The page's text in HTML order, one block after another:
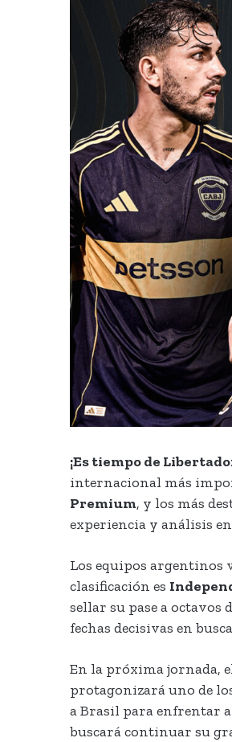
¡Es tiempo de
internacional más
Premium, y los más
experiencia y análisis
Los equipos argentinos
clasificación es
sellar su pase a octavos
fechas decisivas en
En la próxima jornada,
protagonizará uno de
a Brasil para enfrentar
buscará continuar su